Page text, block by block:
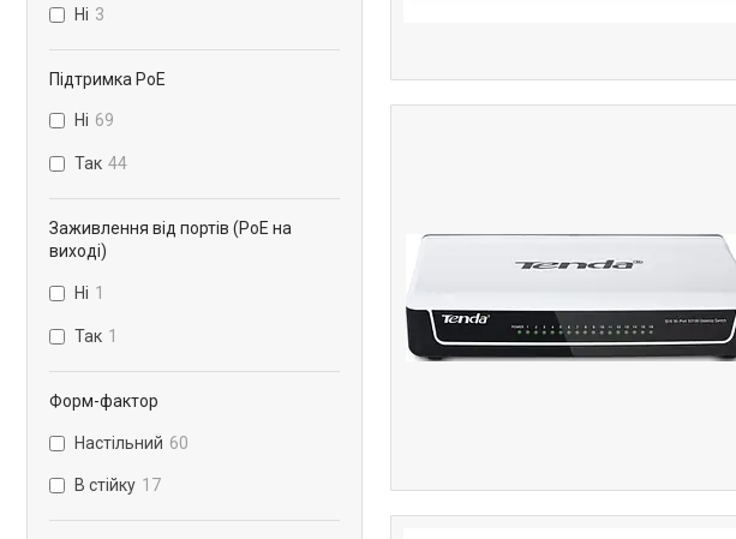
Ні 3
Підтримка PoE
Ні 69
Так 44
Заживлення від портів (PoE на
виході)
Ні 1
Так 1
Форм-фактор
Настільний 60
В стійку 17